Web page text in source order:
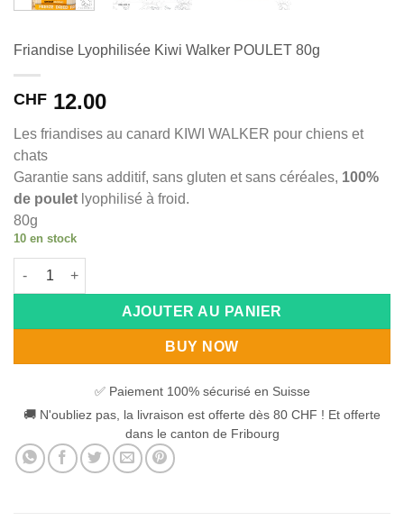
Friandise Lyophilisée Kiwi Walker POULET 80g
CHF 12.00
Les friandises au canard KIWI WALKER pour chiens et
chats
Garantie sans additif, sans gluten et sans céréales, 100%
de poulet lyophilisé à froid.
80g
10 en stock
AJOUTER AU PANIER
BUY NOW
Alternative:
✅ Paiement 100% sécurisé en Suisse
🚚 N'oubliez pas, la livraison est offerte dès 80 CHF ! Et offerte
dans le canton de Fribourg